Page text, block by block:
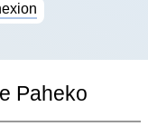
Paheko